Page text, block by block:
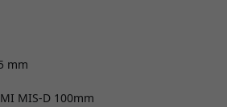
mm
MIS-D 100mm